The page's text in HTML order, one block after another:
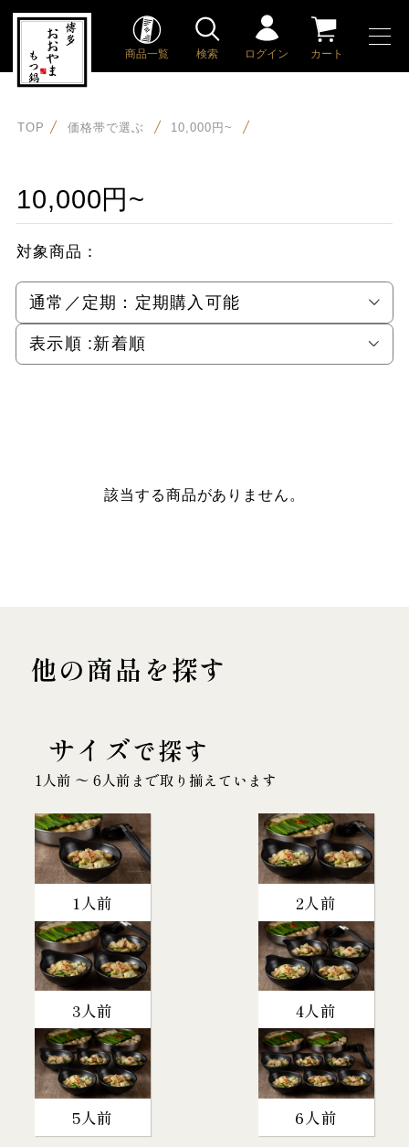
商品一覧 検索 ログイン カート
TOP 価格帯で選ぶ 10,000円~
10,000円~
対象商品：
通常／定期： 定期購入可能
表示順 :新着順
該当する商品がありません。
他の商品を探す
サイズで探す
1人前 〜 6人前まで取り揃えています
1人前 2人前
3人前 4人前
5人前 6人前